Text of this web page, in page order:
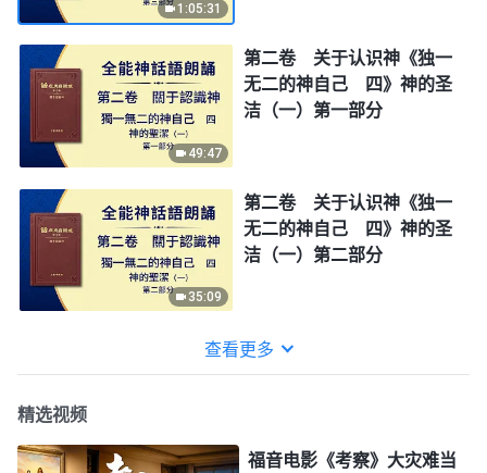
1:05:31
49:47
第二卷 关于认识神《独一
无二的神自己 四》神的圣
洁（一）第一部分
35:09
第二卷 关于认识神《独一
无二的神自己 四》神的圣
洁（一）第二部分
查看更多
精选视频
福音电影《考察》大灾难当